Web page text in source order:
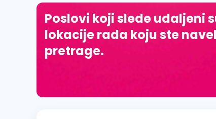
Poslovi koji slede udaljeni
lokacije rada koju ste
pretrage.